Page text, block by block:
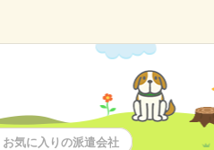
お気に入りの派遣会社